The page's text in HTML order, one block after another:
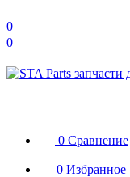
0
0
0 Сравнение
0 Избранное